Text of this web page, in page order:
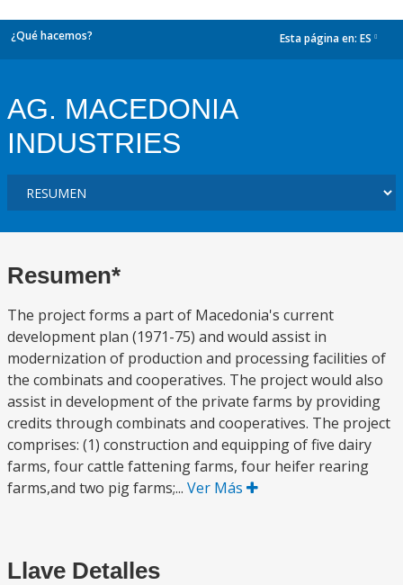
¿Qué hacemos? Esta página en: ES
AG. MACEDONIA
INDUSTRIES
Resumen*
The project forms a part of Macedonia's current
development plan (1971-75) and would assist in
modernization of production and processing facilities of
the combinats and cooperatives. The project would also
assist in development of the private farms by providing
credits through combinats and cooperatives. The project
comprises: (1) construction and equipping of five dairy
farms, four cattle fattening farms, four heifer rearing
farms,and two pig farms;... Ver Más
Llave Detalles